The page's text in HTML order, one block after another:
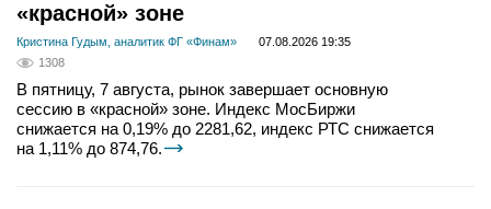
«красной» зоне
Кристина Гудым, аналитик ФГ «Финам»
07.08.2026 19:35
1308
В пятницу, 7 августа, рынок завершает основную
сессию в «красной» зоне. Индекс МосБиржи
снижается на 0,19% до 2281,62, индекс РТС снижается
на 1,11% до 874,76.